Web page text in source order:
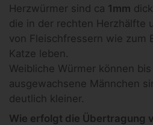
Herzwürmer sind ca 1mm
die in der rechten Herzhälfte
von Fleischfressern wie zum
Katze leben.
Weibliche Würmer können
ausgewachsene Männchen
deutlich kleiner.
Wie erfolgt die Übertragung